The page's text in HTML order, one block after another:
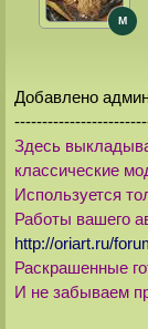
M
Добавлено
Здесь
классические
Используется
Работы вашего
http://oriart.ru/
Раскрашенные
И не забываем